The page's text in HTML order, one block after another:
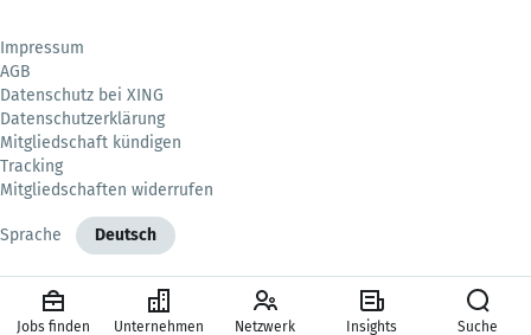
Impressum
AGB
Datenschutz bei XING
Datenschutzerklärung
Mitgliedschaft kündigen
Tracking
Mitgliedschaften widerrufen
Sprache Deutsch
Jobs finden Unternehmen Netzwerk Insights Suche